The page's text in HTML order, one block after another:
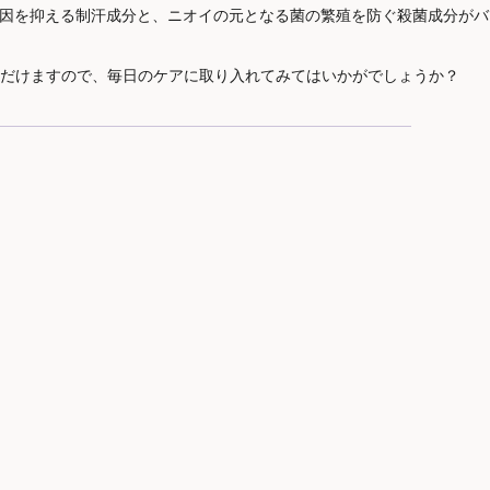
抑える制汗成分と、ニオイの元となる菌の繁殖を防ぐ殺菌成分がバ
ますので、毎日のケアに取り入れてみてはいかがでしょうか？